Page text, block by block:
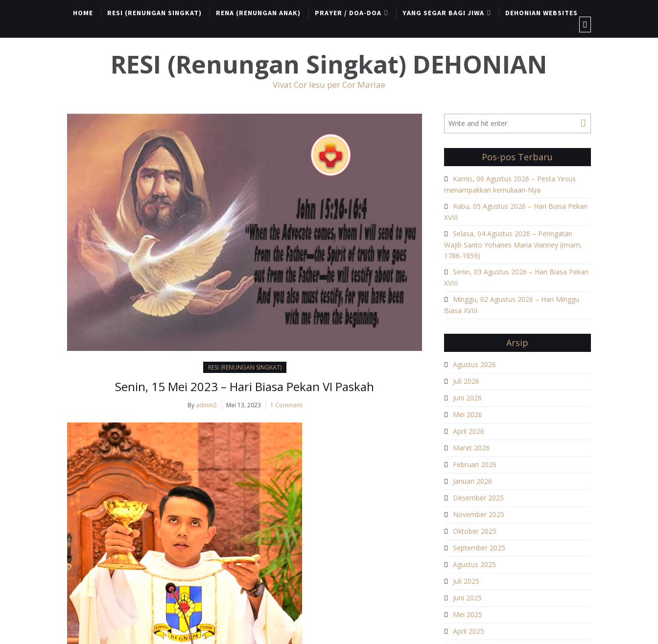
HOME RESI (RENUNGAN SINGKAT) RENA (RENUNGAN ANAK) PRAYER / DOA-DOA YANG SEGAR BAGI JIWA DEHONIAN WEBSITES
RESI (Renungan Singkat) DEHONIAN
Vivat Cor Iesu per Cor Mariae
RESI (RENUNGAN SINGKAT)
Senin, 15 Mei 2023 – Hari Biasa Pekan VI Paskah
By admin2 Mei 13, 2023 1 Comment
Pos-pos Terbaru
Kamis, 06 Agustus 2026 – Pesta Yesus
menampakkan kemuliaan-Nya
Rabu, 05 Agustus 2026 – Hari Biasa Pekan
XVIII
Selasa, 04 Agustus 2026 – Peringatan
Wajib Santo Yohanes Maria Vianney (imam,
1786-1859)
Senin, 03 Agustus 2026 – Hari Biasa Pekan
XVIII
Minggu, 02 Agustus 2026 – Hari Minggu
Biasa XVIII
Arsip
Agustus 2026
Juli 2026
Juni 2026
Mei 2026
April 2026
Maret 2026
Februari 2026
Januari 2026
Desember 2025
November 2025
Oktober 2025
September 2025
Agustus 2025
Juli 2025
Juni 2025
Mei 2025
April 2025